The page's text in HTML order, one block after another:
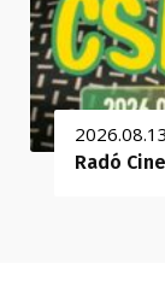
Radó